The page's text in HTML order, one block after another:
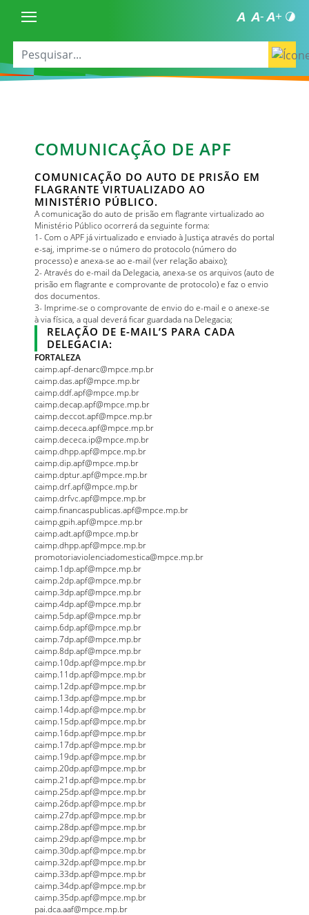
COMUNICAÇÃO DE APF
COMUNICAÇÃO DO AUTO DE PRISÃO EM
FLAGRANTE VIRTUALIZADO AO
MINISTÉRIO PÚBLICO.
A comunicação do auto de prisão em flagrante virtualizado ao
Ministério Público ocorrerá da seguinte forma:
1- Com o APF já virtualizado e enviado à Justiça através do portal
e-saj, imprime-se o número do protocolo (número do
processo) e anexa-se ao e-mail (ver relação abaixo);
2- Através do e-mail da Delegacia, anexa-se os arquivos (auto de
prisão em flagrante e comprovante de protocolo) e faz o envio
dos documentos.
3- Imprime-se o comprovante de envio do e-mail e o anexe-se
à via física, a qual deverá ficar guardada na Delegacia;
RELAÇÃO DE E-MAIL’S PARA CADA
DELEGACIA:
FORTALEZA
caimp.apf-denarc@mpce.mp.br
caimp.das.apf@mpce.mp.br
caimp.ddf.apf@mpce.mp.br
caimp.decap.apf@mpce.mp.br
caimp.deccot.apf@mpce.mp.br
caimp.dececa.apf@mpce.mp.br
caimp.dececa.ip@mpce.mp.br
caimp.dhpp.apf@mpce.mp.br
caimp.dip.apf@mpce.mp.br
caimp.dptur.apf@mpce.mp.br
caimp.drf.apf@mpce.mp.br
caimp.drfvc.apf@mpce.mp.br
caimp.financaspublicas.apf@mpce.mp.br
caimp.gpih.apf@mpce.mp.br
caimp.adt.apf@mpce.mp.br
caimp.dhpp.apf@mpce.mp.br
promotoriaviolenciadomestica@mpce.mp.br
caimp.1dp.apf@mpce.mp.br
caimp.2dp.apf@mpce.mp.br
caimp.3dp.apf@mpce.mp.br
caimp.4dp.apf@mpce.mp.br
caimp.5dp.apf@mpce.mp.br
caimp.6dp.apf@mpce.mp.br
caimp.7dp.apf@mpce.mp.br
caimp.8dp.apf@mpce.mp.br
caimp.10dp.apf@mpce.mp.br
caimp.11dp.apf@mpce.mp.br
caimp.12dp.apf@mpce.mp.br
caimp.13dp.apf@mpce.mp.br
caimp.14dp.apf@mpce.mp.br
caimp.15dp.apf@mpce.mp.br
caimp.16dp.apf@mpce.mp.br
caimp.17dp.apf@mpce.mp.br
caimp.19dp.apf@mpce.mp.br
caimp.20dp.apf@mpce.mp.br
caimp.21dp.apf@mpce.mp.br
caimp.25dp.apf@mpce.mp.br
caimp.26dp.apf@mpce.mp.br
caimp.27dp.apf@mpce.mp.br
caimp.28dp.apf@mpce.mp.br
caimp.29dp.apf@mpce.mp.br
caimp.30dp.apf@mpce.mp.br
caimp.32dp.apf@mpce.mp.br
caimp.33dp.apf@mpce.mp.br
caimp.34dp.apf@mpce.mp.br
caimp.35dp.apf@mpce.mp.br
pai.dca.aaf@mpce.mp.br